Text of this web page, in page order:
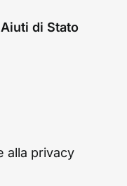
di Stato
alla privacy